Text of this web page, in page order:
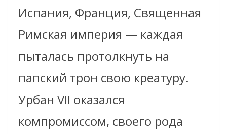
Испания, Франция, Священная
Римская империя — каждая
пыталась протолкнуть на
папский трон свою креатуру.
Урбан VII оказался
компромиссом, своего рода